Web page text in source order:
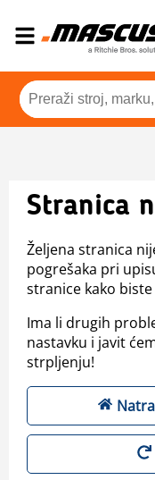
Stranica
Željena stranica
pogrešaka pri
stranice kako
Ima li drugih
nastavku i javit
strpljenju!